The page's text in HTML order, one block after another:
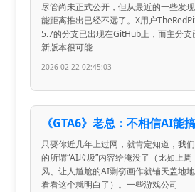
尽管尚未正式公开，但从最近的一些发
能距离推出已经不远了。X用户
5.7的分支已出现在GitHub上，而主分
新版本很可能
2026-02-22 02:45:03
《GTA6》老总：不相信AI能
只要你近几年上过网，就肯定知道，我
的所谓“AI垃圾”内容给淹没了（比如上
风、让人尴尬的AI剽窃画作就铺天盖地
看看这个就明白了）。一些游戏公司